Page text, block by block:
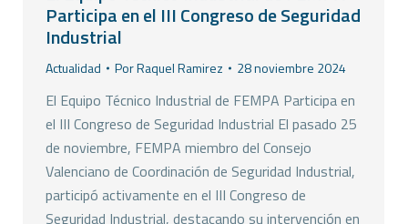
Participa en el III Congreso de Seguridad
Industrial
Actualidad PorRaquel Ramirez 28 noviembre 2024
El Equipo Técnico Industrial de FEMPA Participa en
el III Congreso de Seguridad Industrial El pasado 25
de noviembre, FEMPA miembro del Consejo
Valenciano de Coordinación de Seguridad Industrial,
participó activamente en el III Congreso de
Seguridad Industrial, destacando su intervención en